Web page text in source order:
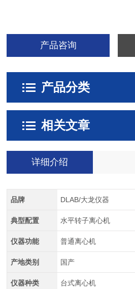
产品咨询
产品分类
相关文章
详细介绍
品牌 DLAB/大龙仪器
典型配置 水平转子离心机
仪器功能 普通离心机
产地类别 国产
仪器种类 台式离心机